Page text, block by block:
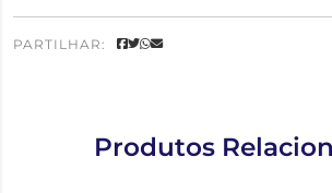
PARTILHAR:
Produtos